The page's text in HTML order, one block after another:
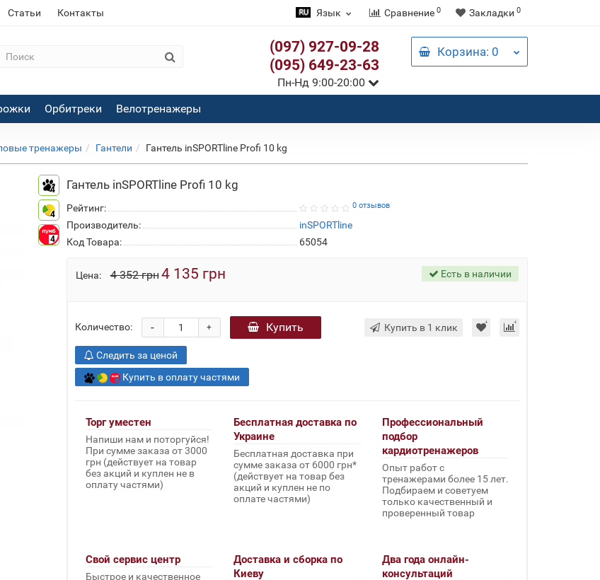
Статьи Контакты Язык Сравнение 0 Закладки 0
(097) 927-09-28
(095) 649-23-63
Пн-Нд 9:00-20:00
Корзина: 0
Орбитреки Велотренажеры
тренажеры Гантели Гантель inSPORTline Profi 10 kg
4
4
4
Гантель inSPORTline Profi 10 kg
Рейтинг: 0 отзывов
Производитель:
inSPORTline
Код Товара:
65054
Цена: 4 352 грн4 135 грн Есть в наличии
Количество: +
- Купить
Следить за ценой
Купить в оплату частями
Купить в 1 клик
Торг уместен
Напиши нам и поторгуйся!
При сумме заказа от 3000
грн (действует на товар
без акций и куплен не в
оплату частями)
Бесплатная доставка по
Украине
Бесплатная доставка при
сумме заказа от 6000 грн*
(действует на товар без
акций и куплен не по
оплате частями)
Профессиональный
подбор
кардиотренажеров
Опыт работ с
тренажерами более 15 лет.
Подбираем и советуем
только качественный и
проверенный товар
Свой сервис центр
Быстрое и качественное
Доставка и сборка по
Киеву
Два года онлайн-
консультаций